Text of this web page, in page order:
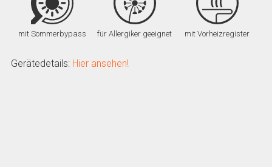
mit Sommerbypass für Allergiker geeignet mit Vorheizregister
Gerätedetails: Hier ansehen!